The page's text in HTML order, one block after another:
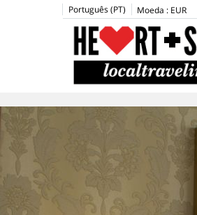
Português (PT) Moeda : EUR